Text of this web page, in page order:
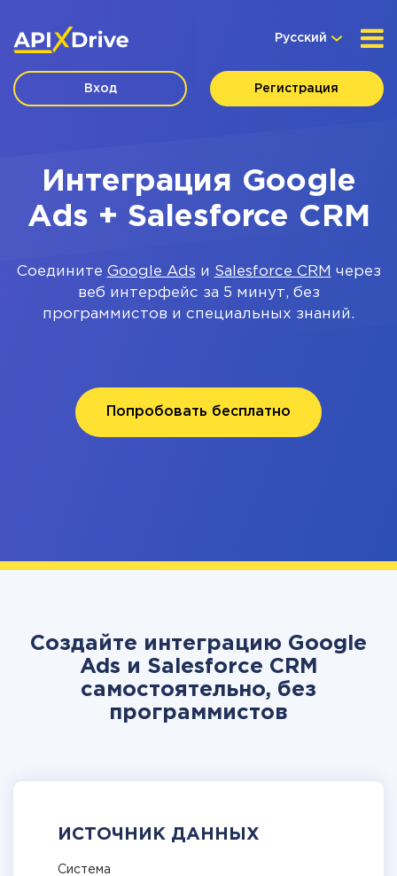
Русский
Вход Регистрация
Интеграция Google
Ads + Salesforce CRM
Соедините Google Ads и Salesforce CRM через
веб интерфейс за 5 минут, без
программистов и специальных знаний.
Попробовать бесплатно
Создайте интеграцию Google
Ads и Salesforce CRM
самостоятельно, без
программистов
ИСТОЧНИК ДАННЫХ
Система